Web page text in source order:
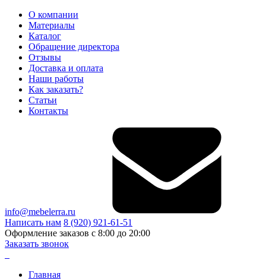
О компании
Материалы
Каталог
Обращение директора
Отзывы
Доставка и оплата
Наши работы
Как заказать?
Статьи
Контакты
info@mebelerra.ru
Написать нам 8 (920) 921-61-51
Оформление заказов с 8:00 до 20:00
Заказать звонок
Главная